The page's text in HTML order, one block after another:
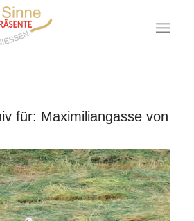
für: Maximiliangasse von